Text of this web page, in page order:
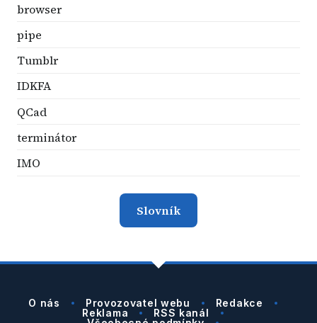
browser
pipe
Tumblr
IDKFA
QCad
terminátor
IMO
Slovník
O nás Provozovatel webu
Redakce
Reklama
RSS kanál